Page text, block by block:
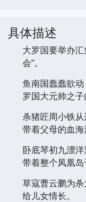
具体描述
大罗国要举办
会”。
鱼南国蠢蠢欲
罗国大元帅之子
杀猪匠周小铁
带着父母的血海
卧底琴初九漂
带着整个凤凰岛
草寇曹云鹏为
给儿女情长。